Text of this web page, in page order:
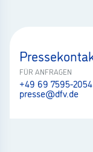
FÜR ANFRAGEN
+49 69 7595-2054
presse@dfv.de